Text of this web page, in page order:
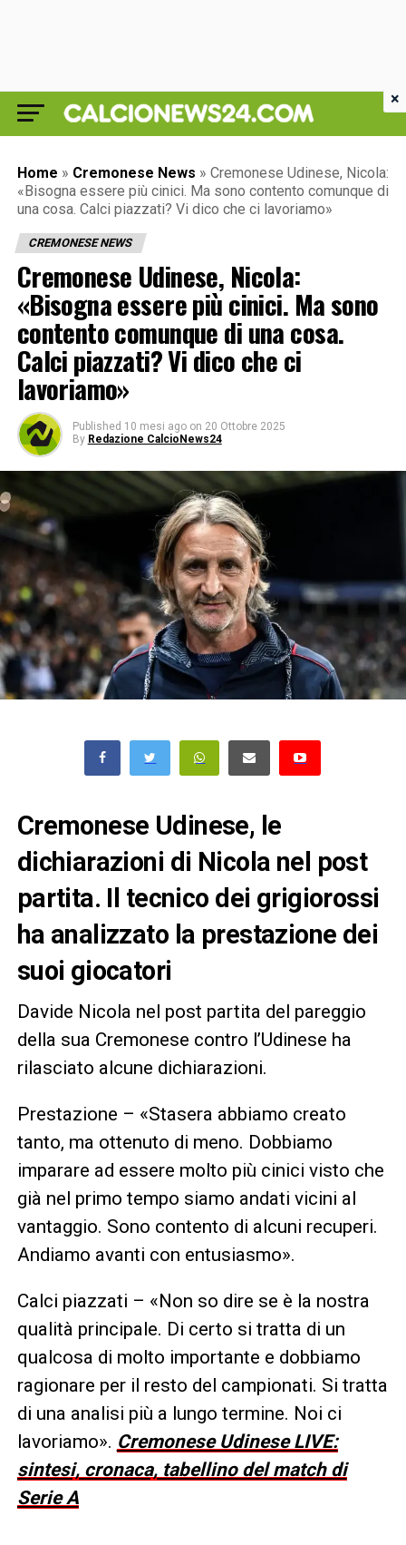
Home » Cremonese News » Cremonese Udinese, Nicola:
«Bisogna essere più cinici. Ma sono contento comunque di
una cosa. Calci piazzati? Vi dico che ci lavoriamo»
CREMONESE NEWS
Cremonese Udinese, Nicola:
«Bisogna essere più cinici. Ma sono
contento comunque di una cosa.
Calci piazzati? Vi dico che ci
lavoriamo»
Published 10 mesi ago on 20 Ottobre 2025
By Redazione CalcioNews24
Cremonese Udinese, le
dichiarazioni di Nicola nel post
partita. Il tecnico dei grigiorossi
ha analizzato la prestazione dei
suoi giocatori
Davide Nicola nel post partita del pareggio
della sua Cremonese contro l’Udinese ha
rilasciato alcune dichiarazioni.
Prestazione – «Stasera abbiamo creato
tanto, ma ottenuto di meno. Dobbiamo
imparare ad essere molto più cinici visto che
già nel primo tempo siamo andati vicini al
vantaggio. Sono contento di alcuni recuperi.
Andiamo avanti con entusiasmo».
Calci piazzati – «Non so dire se è la nostra
qualità principale. Di certo si tratta di un
qualcosa di molto importante e dobbiamo
ragionare per il resto del campionati. Si tratta
di una analisi più a lungo termine. Noi ci
lavoriamo». Cremonese Udinese LIVE:
sintesi, cronaca, tabellino del match di
Serie A
×